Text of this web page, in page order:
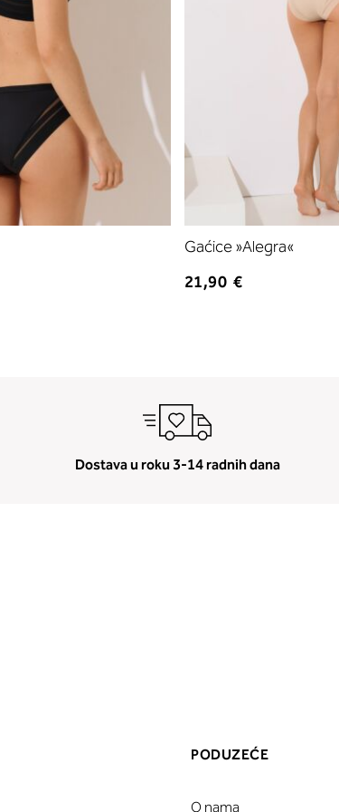
Gaćice »Alegra«
21,90 €
Dostava u roku 3-14 radnih dana
PODUZEĆE
O nama